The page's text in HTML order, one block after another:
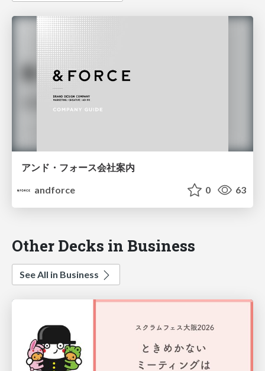
アンド・フォース会社案内
andforce
0 63
Other Decks in Business
See All in Business